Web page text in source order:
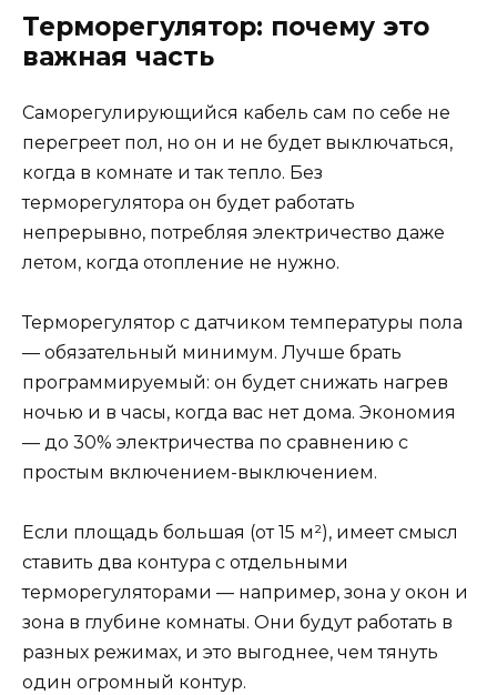
Терморегулятор: почему это
важная часть
Саморегулирующийся кабель сам по себе не
перегреет пол, но он и не будет выключаться,
когда в комнате и так тепло. Без
терморегулятора он будет работать
непрерывно, потребляя электричество даже
летом, когда отопление не нужно.
Терморегулятор с датчиком температуры пола
— обязательный минимум. Лучше брать
программируемый: он будет снижать нагрев
ночью и в часы, когда вас нет дома. Экономия
— до 30% электричества по сравнению с
простым включением-выключением.
Если площадь большая (от 15 м²), имеет смысл
ставить два контура с отдельными
терморегуляторами — например, зона у окон и
зона в глубине комнаты. Они будут работать в
разных режимах, и это выгоднее, чем тянуть
один огромный контур.